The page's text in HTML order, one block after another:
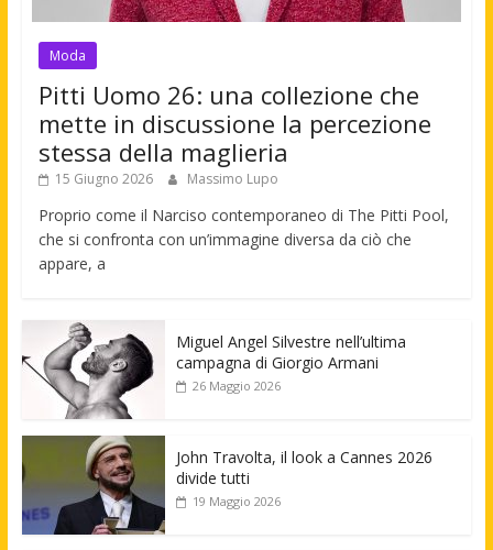
Moda
Pitti Uomo 26: una collezione che
mette in discussione la percezione
stessa della maglieria
15 Giugno 2026 Massimo Lupo
Proprio come il Narciso contemporaneo di The Pitti Pool,
che si confronta con un’immagine diversa da ciò che
appare, a
Miguel Angel Silvestre nell’ultima
campagna di Giorgio Armani
26 Maggio 2026
John Travolta, il look a Cannes 2026
divide tutti
19 Maggio 2026